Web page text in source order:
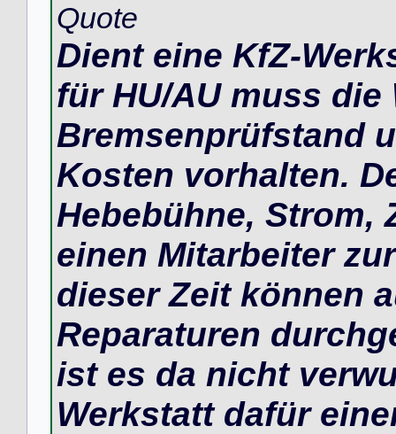
Quote
Dient eine KfZ-
für HU/AU muss die
Bremsenprüfstand
Kosten vorhalten.
Hebebühne, Strom,
einen Mitarbeiter
dieser Zeit können
Reparaturen
ist es da nicht
Werkstatt dafür